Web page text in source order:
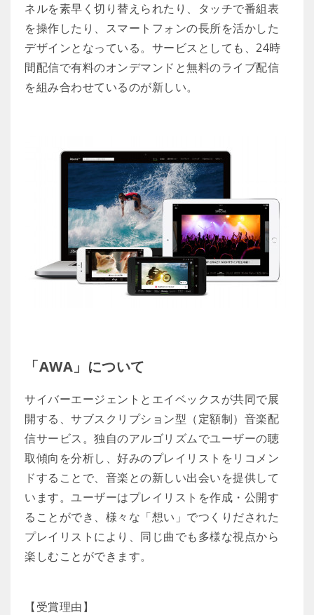
ネルを素早く切り替えられたり、タッチで番組表
を操作したり、スマートフォンの長所を活かした
デザインとなっている。サービスとしても、24時
間配信で有料のオンデマンドと無料のライブ配信
を組み合わせているのが新しい。
「AWA」について
サイバーエージェントとエイベックスが共同で展
開する、サブスクリプション型（定額制）音楽配
信サービス。独自のアルゴリズムでユーザーの聴
取傾向を分析し、好みのプレイリストをリコメン
ドすることで、音楽との新しい出会いを提供して
います。ユーザーはプレイリストを作成・公開す
ることができ、様々な「想い」でつくりだされた
プレイリストにより、同じ曲でも多様な視点から
楽しむことができます。
【受賞理由】